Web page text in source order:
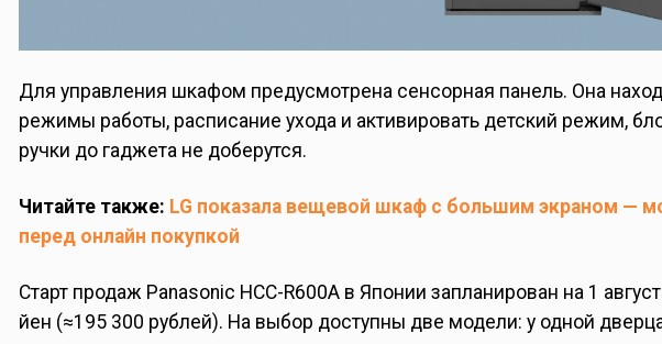
Для управления шкафом предусмотрена сенсорная панель. Она
режимы работы, расписание ухода и активировать детский режим,
ручки до гаджета не доберутся.
Читайте также: LG показала вещевой шкаф с большим экраном —
перед онлайн покупкой
Старт продаж Panasonic HCC-R600A в Японии запланирован на 1
йен (≈195 300 рублей). На выбор доступны две модели: у одной